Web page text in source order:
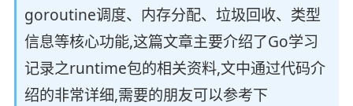
goroutine调度、内存分配、垃圾回收、类型
信息等核心功能,这篇文章主要介绍了Go学习
记录之runtime包的相关资料,文中通过代码介
绍的非常详细,需要的朋友可以参考下